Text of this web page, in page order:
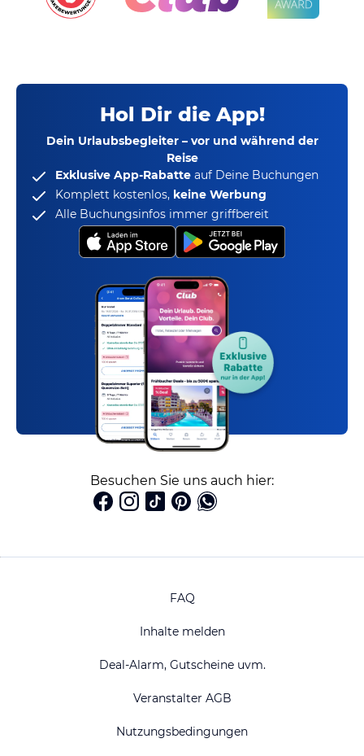
Hol Dir die App!
Dein Urlaubsbegleiter – vor und während der
Reise
Exklusive App-Rabatte auf Deine Buchungen
Komplett kostenlos, keine Werbung
Alle Buchungsinfos immer griffbereit
Besuchen Sie uns auch hier:
FAQ
Inhalte melden
Deal-Alarm, Gutscheine uvm.
Veranstalter AGB
Nutzungsbedingungen